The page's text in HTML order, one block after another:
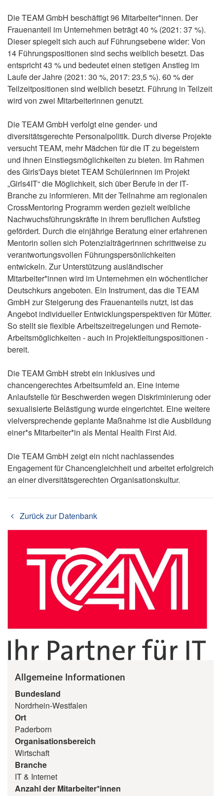
Die TEAM GmbH beschäftigt 96 Mitarbeiter*innen. Der
Frauenanteil im Unternehmen beträgt 40 % (2021: 37 %).
Dieser spiegelt sich auch auf Führungsebene wider: Von
14 Führungspositionen sind sechs weiblich besetzt. Das
entspricht 43 % und bedeutet einen stetigen Anstieg im
Laufe der Jahre (2021: 30 %, 2017: 23,5 %). 60 % der
Teilzeitpositionen sind weiblich besetzt. Führung in Teilzeit
wird von zwei Mitarbeiterinnen genutzt.
Die TEAM GmbH verfolgt eine gender- und
diversitätsgerechte Personalpolitik. Durch diverse Projekte
versucht TEAM, mehr Mädchen für die IT zu begeistern
und ihnen Einstiegsmöglichkeiten zu bieten. Im Rahmen
des Girls'Days bietet TEAM Schülerinnen im Projekt
„Girls4IT“ die Möglichkeit, sich über Berufe in der IT-
Branche zu informieren. Mit der Teilnahme am regionalen
CrossMentoring Programm werden gezielt weibliche
Nachwuchsführungskräfte in ihrem beruflichen Aufstieg
gefördert. Durch die einjährige Beratung einer erfahrenen
Mentorin sollen sich Potenzialträgerinnen schrittweise zu
verantwortungsvollen Führungspersönlichkeiten
entwickeln. Zur Unterstützung ausländischer
Mitarbeiter*innen wird im Unternehmen ein wöchentlicher
Deutschkurs angeboten. Ein Instrument, das die TEAM
GmbH zur Steigerung des Frauenanteils nutzt, ist das
Angebot individueller Entwicklungsperspektiven für Mütter.
So stellt sie flexible Arbeitszeitregelungen und Remote-
Arbeitsmöglichkeiten - auch in Projektleitungspositionen -
bereit.
Die TEAM GmbH strebt ein inklusives und
chancengerechtes Arbeitsumfeld an. Eine interne
Anlaufstelle für Beschwerden wegen Diskriminierung oder
sexualisierte Belästigung wurde eingerichtet. Eine weitere
vielversprechende geplante Maßnahme ist die Ausbildung
einer*s Mitarbeiter*in als Mental Health First Aid.
Die TEAM GmbH zeigt ein nicht nachlassendes
Engagement für Chancengleichheit und arbeitet erfolgreich
an einer diversitätsgerechten Organisationskultur.
Zurück zur Datenbank
Allgemeine Informationen
Bundesland
Nordrhein-Westfalen
Ort
Paderborn
Organisationsbereich
Wirtschaft
Branche
IT & Internet
Anzahl der Mitarbeiter*innen